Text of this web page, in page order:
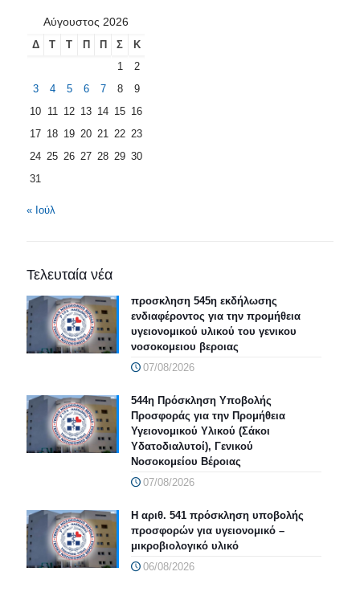
Αύγουστος 2026
Δ Τ Τ Π Π Σ
Κ
1
2
3
4 5 6 7 8
9
10 11 12 13 14 15 16
17 18 19 20 21 22 23
24 25 26 27 28 29 30
31
« Ιούλ
Τελευταία νέα
προσκληση 545η εκδήλωσης
ενδιαφέροντος για την προμήθεια
υγειονομικού υλικού του γενικου
νοσοκομειου βεροιας
07/08/2026
544η Πρόσκληση Υποβολής
Προσφοράς για την Προμήθεια
Υγειονομικού Υλικού (Σάκοι
Υδατοδιαλυτοί), Γενικού
Νοσοκομείου Βέροιας
07/08/2026
Η αριθ. 541 πρόσκληση υποβολής
προσφορών για υγειονομικό –
μικροβιολογικό υλικό
06/08/2026